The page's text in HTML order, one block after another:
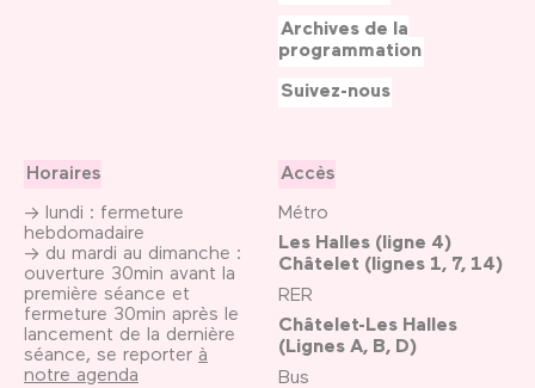
Horaires
→ lundi : fermeture
hebdomadaire
→ du mardi au dimanche :
ouverture 30min avant la
première séance et
fermeture 30min après le
lancement de la dernière
séance, se reporter à
notre agenda
Accès
Métro
Les Halles (ligne 4)
Châtelet (lignes 1, 7, 14)
RER
Châtelet-Les Halles
(Lignes A, B, D)
Bus
Archives de la
programmation
Suivez-nous